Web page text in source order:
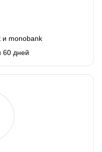
и monobank
60 дней